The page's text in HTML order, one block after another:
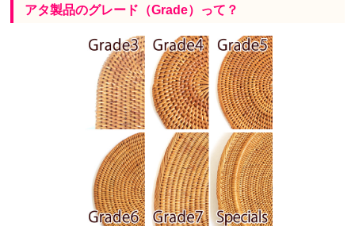
アタ製品のグレード（Grade）って？